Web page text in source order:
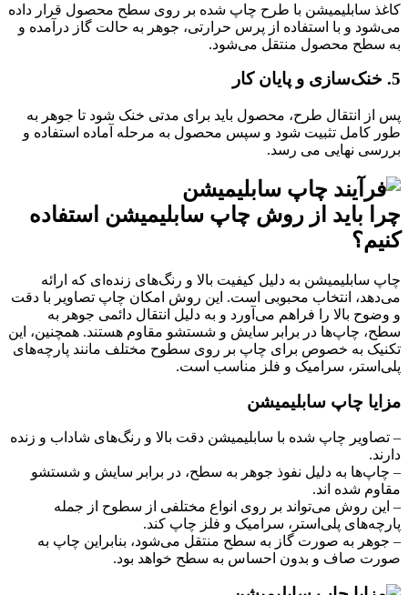
کاغذ سابلیمیشن با طرح چاپ شده بر روی سطح محصول قرار داده
می‌شود و با استفاده از پرس حرارتی، جوهر به حالت گاز درآمده و
به سطح محصول منتقل می‌شود.
5. خنک‌سازی و پایان کار
پس از انتقال طرح، محصول باید برای مدتی خنک شود تا جوهر به
طور کامل تثبیت شود و سپس محصول به مرحله آماده استفاده و
بررسی نهایی می رسد.
چرا باید از روش چاپ سابلیمیشن استفاده
کنیم؟
چاپ سابلیمیشن به دلیل کیفیت بالا و رنگ‌های زنده‌ای که ارائه
می‌دهد، انتخاب محبوبی است. این روش امکان چاپ تصاویر با دقت
و وضوح بالا را فراهم می‌آورد و به دلیل انتقال دائمی جوهر به
سطح، چاپ‌ها در برابر سایش و شستشو مقاوم هستند. همچنین، این
تکنیک به خصوص برای چاپ بر روی سطوح مختلف مانند پارچه‌های
پلی‌استر، سرامیک و فلز مناسب است.
مزایا چاپ سابلیمیشن
– تصاویر چاپ شده با سابلیمیشن دقت بالا و رنگ‌های شاداب و زنده
دارند.
– چاپ‌ها به دلیل نفوذ جوهر به سطح، در برابر سایش و شستشو
مقاوم شده اند.
– این روش می‌تواند بر روی انواع مختلفی از سطوح از جمله
پارچه‌های پلی‌استر، سرامیک و فلز چاپ کند.
– جوهر به صورت گاز به سطح منتقل می‌شود، بنابراین چاپ به
صورت صاف و بدون احساس به سطح خواهد بود.